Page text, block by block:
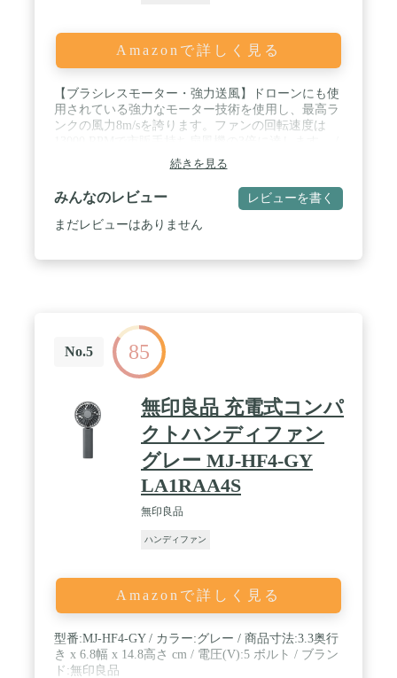
間の安心保証付き、万が一商品不具合のようでした
ら、弊社まで（商品ページの「LeconeDirect JPに質
問する」）お気軽にご連絡ください。必ず最善を尽
Amazonで詳しく見る
【ブラシレスモーター・強力送風】ドローンにも使
用されている強力なモーター技術を使用し、最高ラ
ンクの風力8m/sを誇ります。ファンの回転速度は
【冷却プレート付き・瞬間クールダウン】電源スイ
ッチを短押しで瞬間クールダウンします。キンッと
冷えた冷却プレートを頬やおでこ、手首、首元など
に当てると体感温度-10°Cに。冷却プレートと扇風
機のダブル効果で全身にひんやりと涼しい風を送り
す。操作性と視認性が大幅にアップ。 / 【安心安
全・ ストラップ付き】誤作動防止機能：長押し2秒
で電源on/offします。紛失防止ストラップも付いて
おり、携帯性が良く旅行や外出の最適なお供になり
ます。上品なパッケージで贈りものにもぴったりで
す。 / 【安心安全・ ストラップ付き】誤作動防止機
能：長押し2秒で電源on/offします。紛失防止ストラ
ップも付いており、携帯性が良く旅行や外出の最適
なお供になります。上品なパッケージで贈りものに
続きを見る
みんなのレビュー レビューを書く
まだレビューはありません
No.5 85
無印良品 充電式コンパ
クトハンディファン
グレー MJ-HF4-GY
LA1RAA4S
無印良品
ハンディファン
Amazonで詳しく見る
型番:MJ-HF4-GY / カラー:グレー / 商品寸法:3.3奥行
き x 6.8幅 x 14.8高さ cm / 電圧(V):‎5 ボルト / ブラン
ド:無印良品